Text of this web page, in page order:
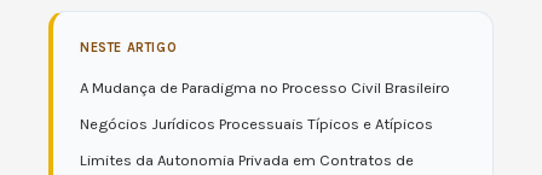
NESTE ARTIGO
A Mudança de Paradigma no Processo Civil Brasileiro
Negócios Jurídicos Processuais Típicos e Atípicos
Limites da Autonomia Privada em Contratos de